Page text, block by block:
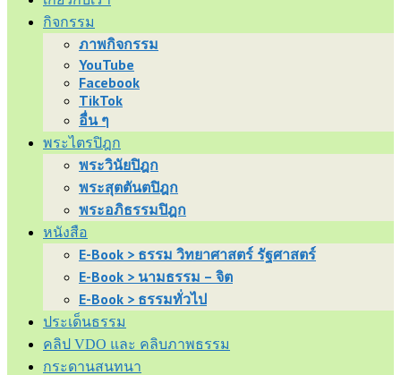
กิจกรรม
ภาพกิจกรรม
YouTube
Facebook
TikTok
อื่น ๆ
พระไตรปิฎก
พระวินัยปิฎก
พระสุตตันตปิฎก
พระอภิธรรมปิฎก
หนังสือ
E-Book > ธรรม วิทยาศาสตร์ รัฐศาสตร์
E-Book > นามธรรม – จิต
E-Book > ธรรมทั่วไป
ประเด็นธรรม
คลิป VDO และ คลิบภาพธรรม
กระดานสนทนา